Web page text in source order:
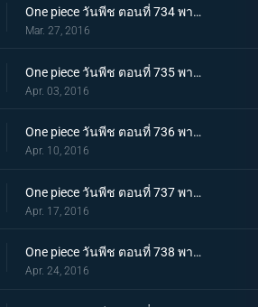
One piece วันพีช ตอนที่ 734 พากย์ไทย สู่เสรีภาพ! เดรสโรซ่าปลื้มปิติ!
Mar. 27, 2016
One piece วันพีช ตอนที่ 735 พากย์ไทย ไม่เคยพบไม่เคยเจอ! การตัดสินใจที่น่าตกตะลึงของฟูจิโทระ!
Apr. 03, 2016
One piece วันพีช ตอนที่ 736 พากย์ไทย สะเทือนเลือนลั่น! ยุคสมัยที่เลวร้ายเริ่มขยับตัว!
Apr. 10, 2016
One piece วันพีช ตอนที่ 737 พากย์ไทย กำเนิดตำนาน! การผจญภัยของซาโบะ นักรบแห่งคณะปฏิวัติ!
Apr. 17, 2016
One piece วันพีช ตอนที่ 738 พากย์ไทย สายสัมพันธ์พี่น้อง! การพบกันอีกครั้งของลูฟี่กับซาโบะ!
Apr. 24, 2016